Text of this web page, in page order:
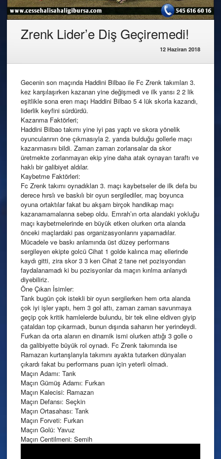
Zrenk Lider’e Diş Geçiremedi!
12 Haziran 2018
Gecenin son maçında Haddini Bilbao ile Fc Zrenk takımları 3.
kez karşılaşırken kazanan yine değişmedi ve ilk yarısı 2 2 lik
eşitlikle sona eren maçı Haddini Bilbao 5 4 lük skorla kazandı,
liderlik keyfini sürdürdü.
Kazanma Faktörleri;
Haddini Bilbao takımı yine iyi pas yaptı ve skora yönelik
oyuncularının öne çıkmasıyla 2. yarıda bulduğu gollerle maçı
kazanmasını bildi. Zaman zaman zorlansalar da skor
üretmekte zorlanmayan ekip yine daha atak oynayan taraftı ve
haklı bir galibiyet aldılar.
Kaybetme Faktörleri:
Fc Zrenk takımı oynadıkları 3. maçı kaybetseler de ilk defa bu
derece hırslı ve baskılı bir oyun sergilediler, maç boyunca
oyuna ortaktılar fakat bu akşam birçok handikap maçı
kazanamamalarına sebep oldu. Emrah’ın orta alandaki yokluğu
maçı kaybetmelerinde en büyük etken olurken orta alanda
önceki maçlardaki pas organizasyonlarını yapamadılar.
Mücadele ve baskı anlamında üst düzey performans
sergileyen ekipte golcü Cihat 1 golde kalınca maç ellerinde
kaydı gitti, zira skor 3 3 ken Cihat 2 tane net pozisyondan
faydalanamadı ki bu pozisyonlar da maçın kırılma anlarıydı
diyebiliriz.
Öne Çıkan İsimler:
Tarık bugün çok istekli bir oyun sergilerken hem orta alanda
çok iyi işler yaptı, hem 3 gol attı, zaman zaman savunmaya
geçip çok kritik hamlelerde bulundu, bir tek eline eldiven giyip
çataldan top çıkarmadı, bunun dışında sahanın her yerindeydi.
Furkan da orta alanın en dinamik ismi olurken attığı 3 golle o
da galibiyette büyük rol oynadı. Fc Zrenk takımında ise
Ramazan kurtarışlarıyla takımını ayakta tutarken dünyaları
çıkardı fakat bu performans puan için yeterli olmadı.
Maçın Adamı: Tarık
Maçın Gümüş Adamı: Furkan
Maçın Kalecisi: Ramazan
Maçın Defansı: Seçkin
Maçın Ortasahası: Tarık
Maçın Forveti: Furkan
Maçın Golü: Yavuz
Maçın Centilmeni: Semih